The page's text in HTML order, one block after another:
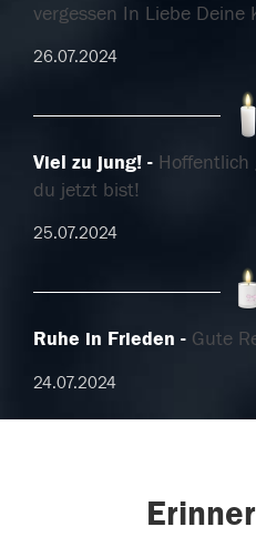
vergessen In Liebe Deine
26.07.2024
Viel zu jung!
Hoffentlich
du jetzt bist!
25.07.2024
Ruhe in Frieden Gute
24.07.2024